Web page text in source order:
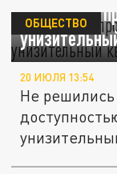
Мало было
ОБЩЕСТВО
20 ИЮЛЯ 13:54
Не